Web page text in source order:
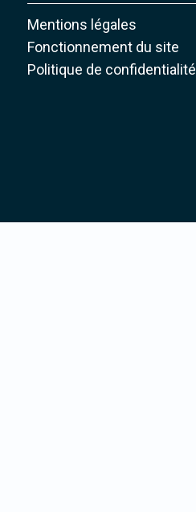
Mentions légales
Fonctionnement du site
Politique de confidentialité